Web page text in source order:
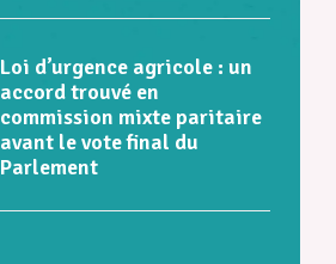
Loi d’urgence agricole : un
accord trouvé en
commission mixte paritaire
avant le vote final du
Parlement